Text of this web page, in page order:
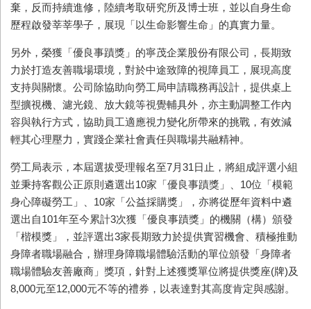
棄，反而持續進修，陸續考取研究所及博士班，並以自身生命
歷程啟發莘莘學子，展現「以生命影響生命」的真實力量。
另外，榮獲「優良事蹟獎」的寧茂企業股份有限公司，長期致
力於打造友善職場環境，對於中途致障的視障員工，展現高度
支持與關懷。公司除協助向勞工局申請職務再設計，提供桌上
型擴視機、濾光鏡、放大鏡等視覺輔具外，亦主動調整工作內
容與執行方式，協助員工適應視力變化所帶來的挑戰，有效減
輕其心理壓力，實踐企業社會責任與職場共融精神。
勞工局表示，本屆選拔受理報名至7月31日止，將組成評選小組
並秉持客觀公正原則遴選出10家「優良事蹟獎」、10位「模範
身心障礙勞工」、10家「公益採購獎」，亦將從歷年資料中遴
選出自101年至今累計3次獲「優良事蹟獎」的機關（構）頒發
「楷模獎」，並評選出3家長期致力於提供實習機會、積極推動
身障者職場融合，辦理身障職場體驗活動的單位頒發「身障者
職場體驗友善廠商」獎項，針對上述獲獎單位將提供獎座(牌)及
8,000元至12,000元不等的禮券，以表達對其高度肯定與感謝。